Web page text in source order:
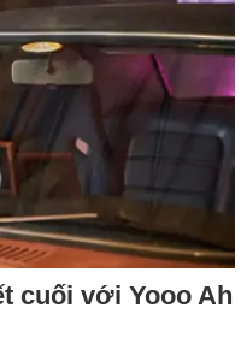
cuối với Yooo Ah